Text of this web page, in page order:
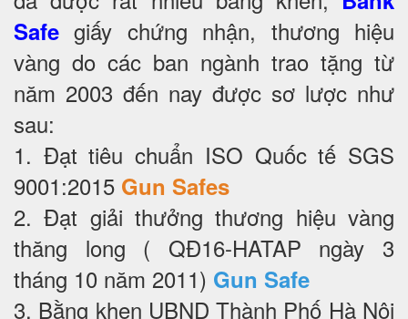
Safe giấy chứng nhận, thương hiệu
vàng do các ban ngành trao tặng từ
năm 2003 đến nay được sơ lược như
sau:
1. Đạt tiêu chuẩn ISO Quốc tế SGS
9001:2015 Gun Safes
2. Đạt giải thưởng thương hiệu vàng
thăng long ( QĐ16-HATAP ngày 3
tháng 10 năm 2011) Gun Safe
3. Bằng khen UBND Thành Phố Hà Nội